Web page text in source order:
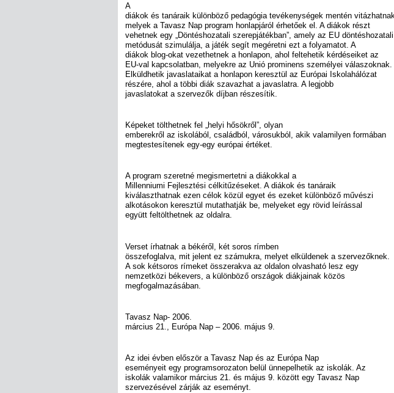
A
diákok és tanáraik különböző pedagógia tevékenységek mentén vitázhatnak,
melyek a Tavasz Nap program honlapjáról érhetőek el. A diákok részt
vehetnek egy „Döntéshozatali szerepjátékban”, amely az EU döntéshozatali
metódusát szimulálja, a játék segít megéretni ezt a folyamatot. A
diákok blog-okat vezethetnek a honlapon, ahol feltehetik kérdéseiket az
EU-val kapcsolatban, melyekre az Unió prominens személyei válaszoknak.
Elküldhetik javaslataikat a honlapon keresztül az Európai Iskolahálózat
részére, ahol a többi diák szavazhat a javaslatra. A legjobb
javaslatokat a szervezők díjban részesítik.
Képeket tölthetnek fel „helyi hősökről”, olyan
emberekről az iskolából, családból, városukból, akik valamilyen formában
megtestesítenek egy-egy európai értéket.
A program szeretné megismertetni a diákokkal a
Millenniumi Fejlesztési célkitűzéseket. A diákok és tanáraik
kiválaszthatnak ezen célok közül egyet és ezeket különböző művészi
alkotásokon keresztül mutathatják be, melyeket egy rövid leírással
együtt feltölthetnek az oldalra.
Verset írhatnak a békéről, két soros rímben
összefoglalva, mit jelent ez számukra, melyet elküldenek a szervezőknek.
A sok kétsoros rímeket összerakva az oldalon olvasható lesz egy
nemzetközi békevers, a különböző országok diákjainak közös
megfogalmazásában.
Tavasz Nap- 2006.
március 21., Európa Nap – 2006. május 9.
Az idei évben először a Tavasz Nap és az Európa Nap
eseményeit egy programsorozaton belül ünnepelhetik az iskolák. Az
iskolák valamikor március 21. és május 9. között egy Tavasz Nap
szervezésével zárják az eseményt.